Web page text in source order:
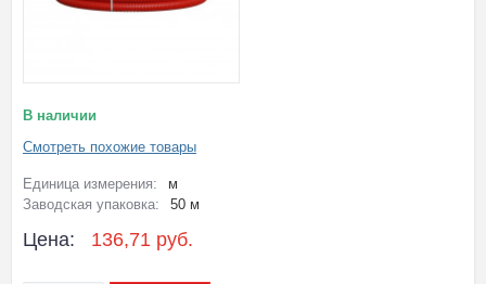
В наличии
Смотреть похожие товары
Единица измерения:
м
Заводская упаковка:
50 м
Цена: 136,71 руб.